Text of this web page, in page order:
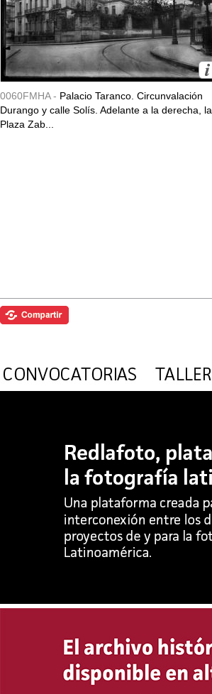
0060FMHA - Palacio Taranco. Circunvalación
Durango y calle Solís. Adelante a la derecha, la
Plaza Zab...